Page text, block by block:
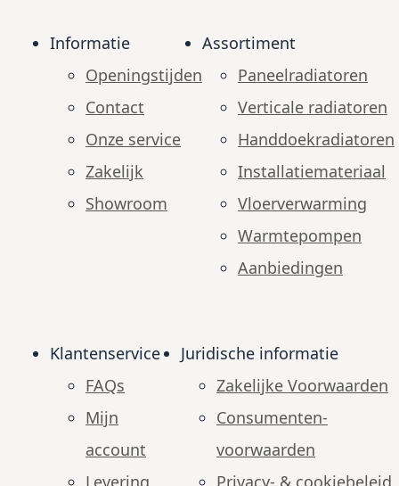
Informatie
Openingstijden
Contact
Onze service
Zakelijk
Showroom
Assortiment
Paneelradiatoren
Verticale radiatoren
Handdoekradiatoren
Installatiemateriaal
Vloerverwarming
Warmtepompen
Aanbiedingen
Klantenservice
FAQs
Mijn
account
Juridische informatie
Zakelijke Voorwaarden
Consumenten­
voorwaarden